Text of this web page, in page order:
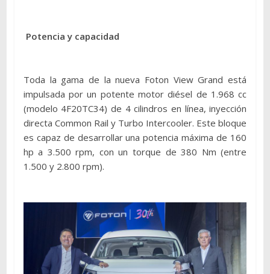
Potencia y capacidad
Toda la gama de la nueva Foton View Grand está
impulsada por un potente motor diésel de 1.968 cc
(modelo 4F20TC34) de 4 cilindros en línea, inyección
directa Common Rail y Turbo Intercooler. Este bloque
es capaz de desarrollar una potencia máxima de 160
hp a 3.500 rpm, con un torque de 380 Nm (entre
1.500 y 2.800 rpm).